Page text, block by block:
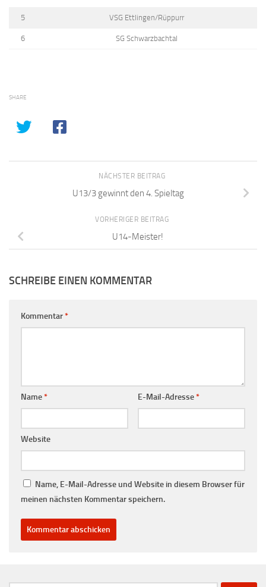
5 VSG Ettlingen/Rüppurr
6 SG Schwarzbachtal
SHARE
NÄCHSTER BEITRAG
U13/3 gewinnt den 4. Spieltag
VORHERIGER BEITRAG
U14-Meister!
SCHREIBE EINEN KOMMENTAR
Kommentar*
Name* E-Mail-Adresse*
Website
Name, E-Mail-Adresse und Website in diesem Browser für
meinen nächsten Kommentar speichern.